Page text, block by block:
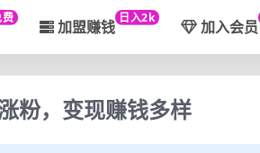
加盟赚钱 日入2k 加入会员
粉，变现赚钱多样